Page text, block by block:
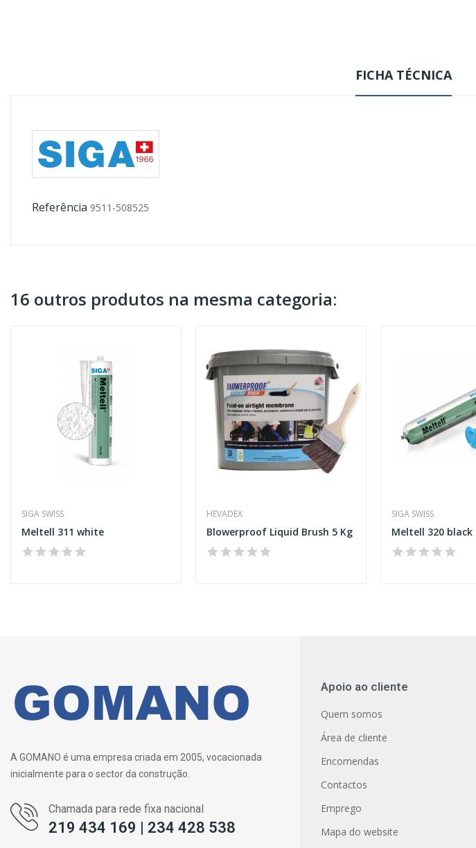
FICHA TÉCNICA
Referência 9511-508525
16 outros produtos na mesma categoria:
SIGA SWISS
Meltell 311 white
HEVADEX
Blowerproof Liquid Brush 5 Kg
SIGA SWISS
Meltell 320 black
A GOMANO é uma empresa criada em 2005, vocacionada
inicialmente para o sector da construção.
Chamada para rede fixa nacional
219 434 169 | 234 428 538
Apoio ao cliente
Quem somos
Área de cliente
Encomendas
Contactos
Emprego
Mapa do website